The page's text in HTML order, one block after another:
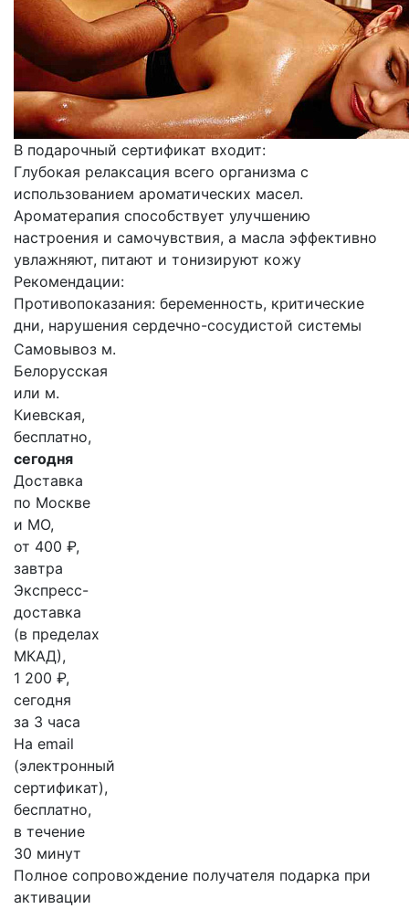
В подарочный сертификат входит:
Глубокая релаксация всего организма с
использованием ароматических масел.
Ароматерапия способствует улучшению
настроения и самочувствия, а масла эффективно
увлажняют, питают и тонизируют кожу
Рекомендации:
Противопоказания: беременность, критические
дни, нарушения сердечно-сосудистой системы
Самовывоз м.
Белорусская
или м.
Киевская,
бесплатно,
сегодня
Доставка
по Москве
и МО,
от 400 ₽,
завтра
Экспресс-
доставка
(в пределах
МКАД),
1 200 ₽,
сегодня
за 3 часа
На email
(электронный
сертификат),
бесплатно,
в течение
30 минут
Полное сопровождение получателя подарка при
активации